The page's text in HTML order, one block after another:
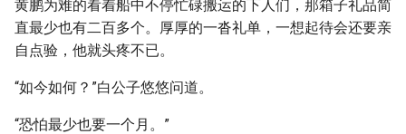
黄鹏为难的看着船中不停忙碌搬运的下人们，那箱子礼品简
直最少也有二百多个。厚厚的一沓礼单，一想起待会还要亲
自点验，他就头疼不已。
“如今如何？”白公子悠悠问道。
“恐怕最少也要一个月。”